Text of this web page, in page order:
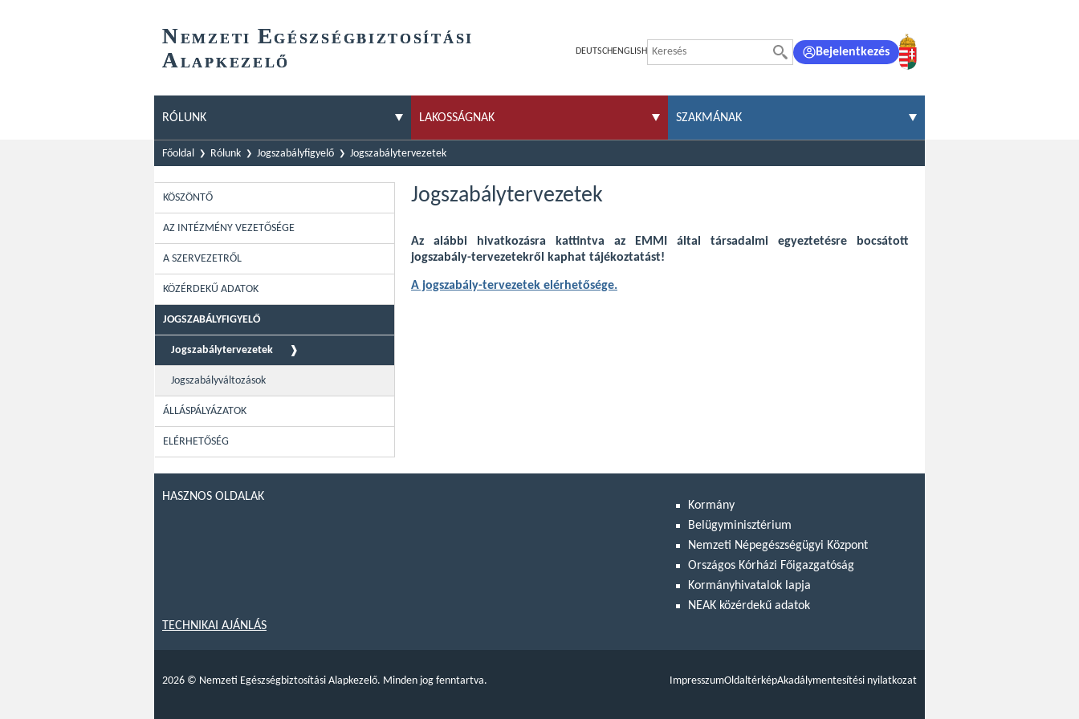
NEMZETI EGÉSZSÉGBIZTOSÍTÁSI
ALAPKEZELŐ
DEUTSCH ENGLISH Bejelentkezés
RÓLUNK LAKOSSÁGNAK SZAKMÁNAK
Főoldal Rólunk Jogszabályfigyelő Jogszabálytervezetek
KÖSZÖNTŐ
AZ INTÉZMÉNY VEZETŐSÉGE
A SZERVEZETRŐL
KÖZÉRDEKŰ ADATOK
JOGSZABÁLYFIGYELŐ
Jogszabálytervezetek
Jogszabályváltozások
ÁLLÁSPÁLYÁZATOK
ELÉRHETŐSÉG
Jogszabálytervezetek
Az alábbi hivatkozásra kattintva az EMMI által társadalmi egyeztetésre bocsátott
jogszabály-tervezetekről kaphat tájékoztatást!
A jogszabály-tervezetek elérhetősége.
HASZNOS OLDALAK
Kormány
Belügyminisztérium
Nemzeti Népegészségügyi Központ
Országos Kórházi Főigazgatóság
Kormányhivatalok lapja
NEAK közérdekű adatok
TECHNIKAI AJÁNLÁS
2026 © Nemzeti Egészségbiztosítási Alapkezelő. Minden jog fenntartva. ImpresszumOldaltérképAkadálymentesítési nyilatkozat